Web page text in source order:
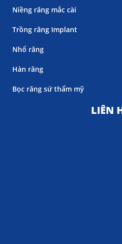
Niềng răng mắc cài
Trồng răng Implant
Nhổ răng
Hàn răng
Bọc răng sứ thẩm mỹ
LIÊN